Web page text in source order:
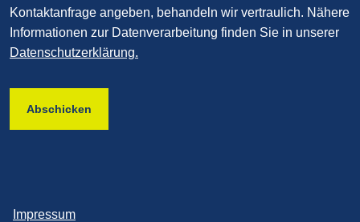
Kontaktanfrage angeben, behandeln wir vertraulich. Nähere
Informationen zur Datenverarbeitung finden Sie in unserer
Datenschutzerklärung.
Abschicken
Impressum